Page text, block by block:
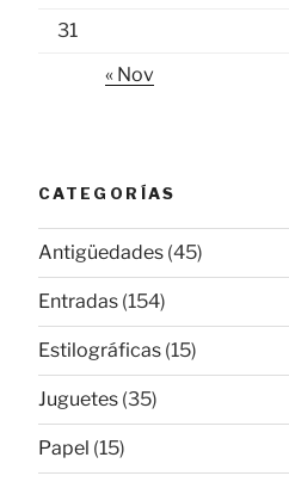
31
« Nov
CATEGORÍAS
Antigüedades (45)
Entradas (154)
Estilográficas (15)
Juguetes (35)
Papel (15)